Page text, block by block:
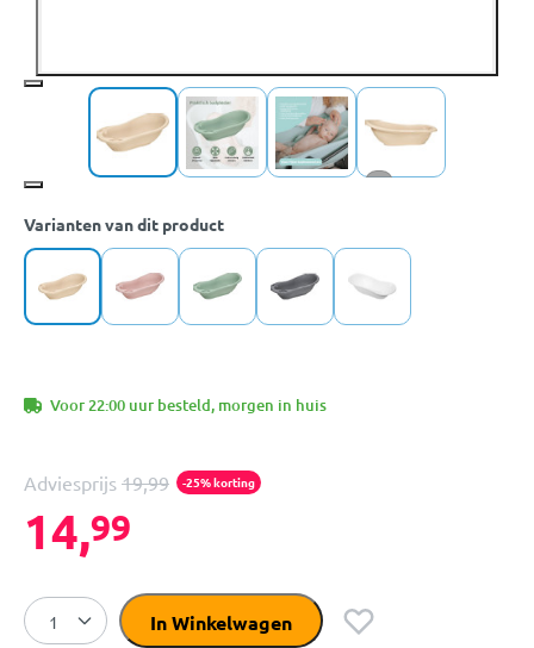
+7
Varianten van dit product
Voor 22:00 uur besteld, morgen in huis
Adviesprijs 19,99 -25% korting
14,99
In Winkelwagen